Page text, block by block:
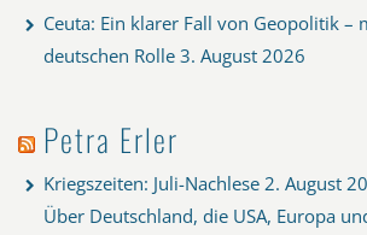
Ceuta: Ein klarer Fall von Geopolitik –
deutschen Rolle 3. August 2026
Petra Erler
Kriegszeiten: Juli-Nachlese 2. August
Über Deutschland, die USA, Europa